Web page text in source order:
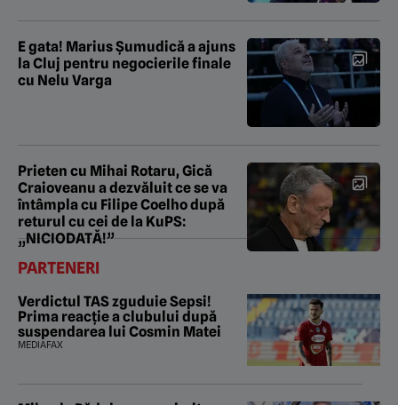
E gata! Marius Șumudică a ajuns
la Cluj pentru negocierile finale
cu Nelu Varga
Prieten cu Mihai Rotaru, Gică
Craioveanu a dezvăluit ce se va
întâmpla cu Filipe Coelho după
returul cu cei de la KuPS:
„NICIODATĂ!”
PARTENERI
Verdictul TAS zguduie Sepsi!
Prima reacție a clubului după
suspendarea lui Cosmin Matei
MEDIAFAX